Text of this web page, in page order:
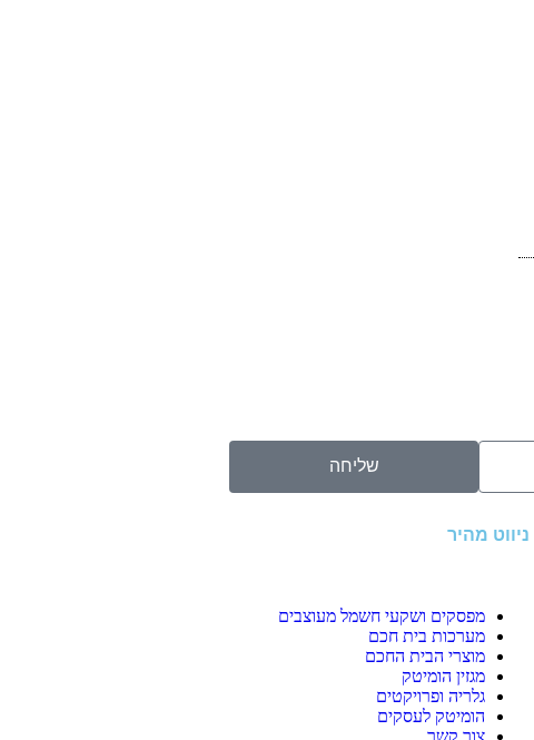
שליחה
ניווט מהיר
מפסקים ושקעי חשמל מעוצבים
מערכות בית חכם
מוצרי הבית החכם
מגזין הומיטק
גלריה ופרויקטים
הומיטק לעסקים
צור קשר